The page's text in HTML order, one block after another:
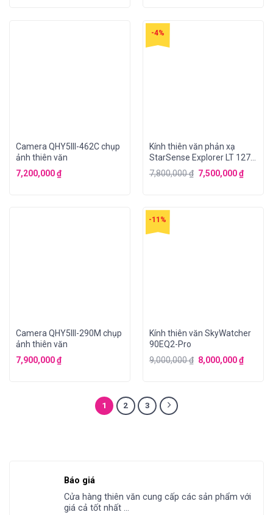
Camera QHY5III-462C chụp
ảnh thiên văn
7,200,000₫
-4%
Kính thiên văn phản xạ
StarSense Explorer LT 127
AZ
7,800,000₫ 7,500,000₫
Camera QHY5III-290M chụp
ảnh thiên văn
7,900,000₫
-11%
Kính thiên văn SkyWatcher
90EQ2-Pro
9,000,000₫ 8,000,000₫
1 2 3
Báo giá
Cửa hàng thiên văn cung cấp các sản phẩm với
giá cả tốt nhất ...